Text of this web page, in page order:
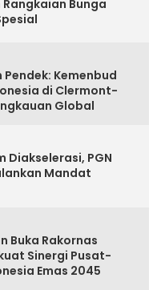
Bunga
Kemenbud
di Clermont-
Global
Diakselerasi, PGN
Mandat
Buka Rakornas
Sinergi Pusat-
Emas 2045